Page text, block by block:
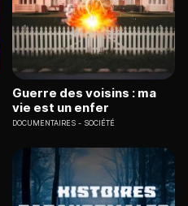
Guerre des voisins : ma
vie est un enfer
DOCUMENTAIRES SOCIÉTÉ